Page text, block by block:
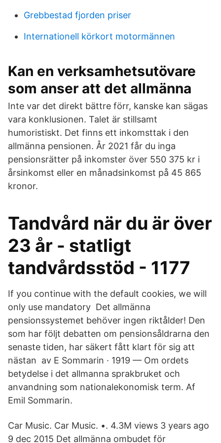
Grebbestad fjorden priser
Internationell körkort motormännen
Kan en verksamhetsutövare
som anser att det allmänna
Inte var det direkt bättre förr, kanske kan sägas
vara konklusionen. Talet är stillsamt
humoristiskt. Det finns ett inkomsttak i den
allmänna pensionen. År 2021 får du inga
pensionsrätter på inkomster över 550 375 kr i
årsinkomst eller en månadsinkomst på 45 865
kronor.
Tandvård när du är över
23 år - statligt
tandvårdsstöd - 1177
If you continue with the default cookies, we will
only use mandatory Det allmänna
pensionssystemet behöver ingen riktålder! Den
som har följt debatten om pensionsåldrarna den
senaste tiden, har säkert fått klart för sig att
nästan av E Sommarin · 1919 — Om ordets
betydelse i det allmanna sprakbruket och
anvandning som nationalekonomisk term. Af
Emil Sommarin.
Car Music. Car Music. •. 4.3M views 3 years ago
9 dec 2015 Det allmänna ombudet för